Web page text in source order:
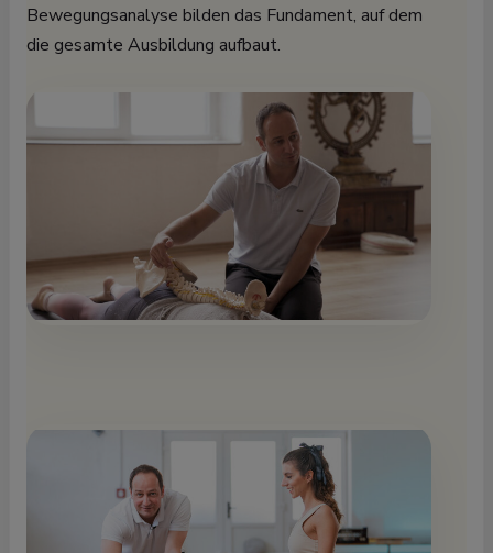
Bewegungsanalyse bilden das Fundament, auf dem
die gesamte Ausbildung aufbaut.